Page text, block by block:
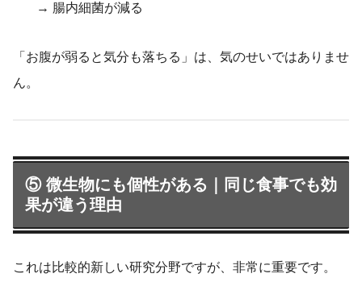
→ 腸内細菌が減る
「お腹が弱ると気分も落ちる」は、気のせいではありませ
ん。
⑤ 微生物にも個性がある｜同じ食事でも効
果が違う理由
これは比較的新しい研究分野ですが、非常に重要です。